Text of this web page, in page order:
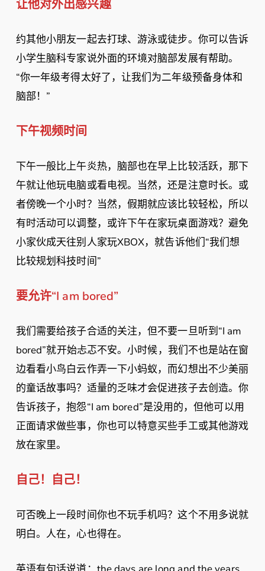
让他对外出感兴趣
约其他小朋友一起去打球、游泳或徒步。你可以告诉
小学生脑科专家说外面的环境对脑部发展有帮助。
“你一年级考得太好了，让我们为二年级预备身体和
脑部！”
下午视频时间
下午一般比上午炎热，脑部也在早上比较活跃，那下
午就让他玩电脑或看电视。当然，还是注意时长。或
者傍晚一个小时？当然，假期就应该比较轻松，所以
有时活动可以调整，或许下午在家玩桌面游戏？避免
小家伙成天往别人家玩XBOX，就告诉他们“我们想
比较规划科技时间”
要允许“I am bored”
我们需要给孩子合适的关注，但不要一旦听到“I am
bored”就开始忐忑不安。小时候，我们不也是站在窗
边看看小鸟白云作弄一下小蚂蚁，而幻想出不少美丽
的童话故事吗？适量的乏味才会促进孩子去创造。你
告诉孩子，抱怨“I am bored”是没用的，但他可以用
正面请求做些事，你也可以特意买些手工或其他游戏
放在家里。
自己！自己！
可否晚上一段时间你也不玩手机吗？这个不用多说就
明白。人在，心也得在。